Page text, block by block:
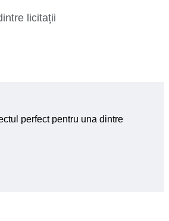
licitații
perfect pentru una dintre